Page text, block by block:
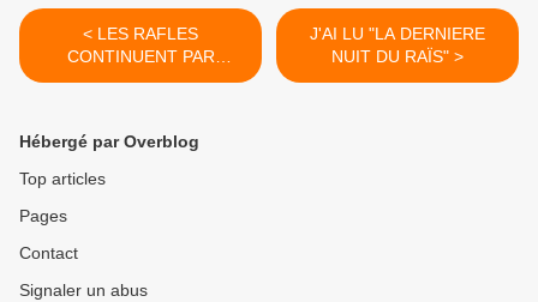
< LES RAFLES
CONTINUENT PAR
CHARRETEES
J'AI LU "LA DERNIERE
NUIT DU RAÏS" >
Hébergé par Overblog
Top articles
Pages
Contact
Signaler un abus